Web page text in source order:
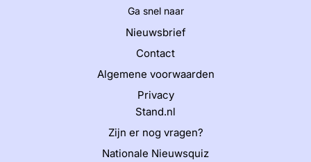
Ga snel naar
Nieuwsbrief
Contact
Algemene voorwaarden
Privacy
Stand.nl
Zijn er nog vragen?
Nationale Nieuwsquiz